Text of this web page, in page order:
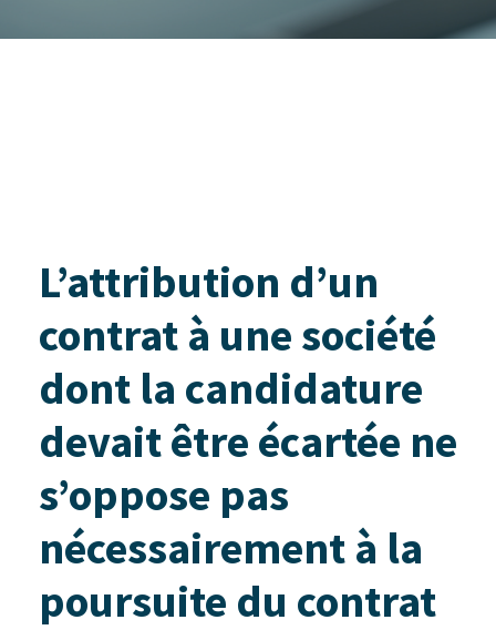
L’attribution d’un
contrat à une société
dont la candidature
devait être écartée ne
s’oppose pas
nécessairement à la
poursuite du contrat